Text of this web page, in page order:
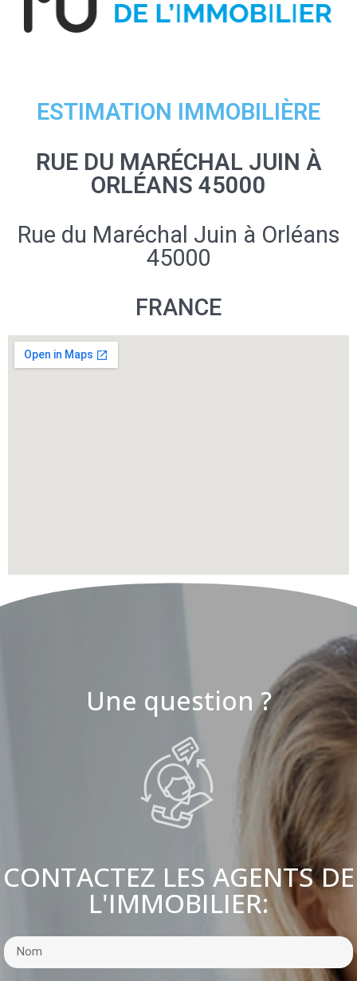
ESTIMATION IMMOBILIÈRE
RUE DU MARÉCHAL JUIN À
ORLÉANS 45000
Rue du Maréchal Juin à Orléans
45000
FRANCE
Une question ?
CONTACTEZ LES AGENTS DE
L'IMMOBILIER: